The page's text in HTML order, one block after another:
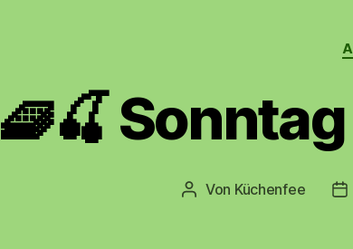
🧇🍒
Beitragsautor
Von Küchenfee